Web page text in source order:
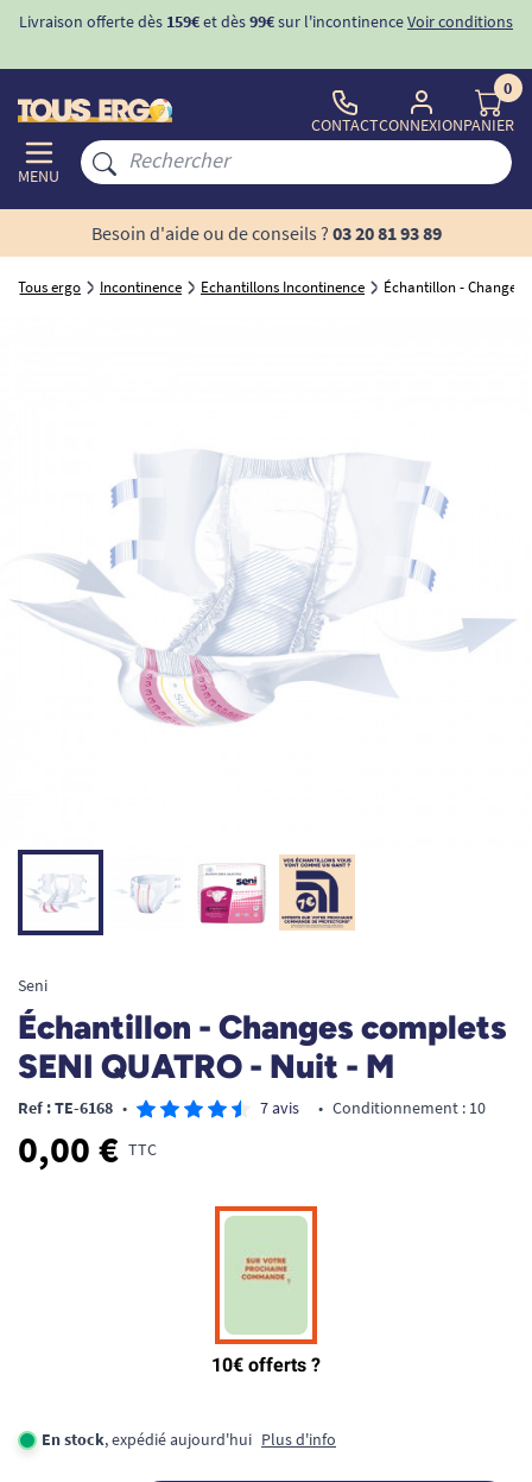
Livraison offerte dès 159€et dès99€sur l'incontinenceVoir conditions
MENU
CONTACTCONNEXION
0
PANIER
Besoin d'aide ou de conseils ? 03 20 81 93 89
Tous ergo Incontinence Echantillons Incontinence Échantillon - Changes
Seni
Échantillon - Changes complets
SENI QUATRO - Nuit - M
Ref : TE-6168 • 7 avis • Conditionnement : 10
0,00 € TTC
En stock, expédié aujourd'hui Plus d'info